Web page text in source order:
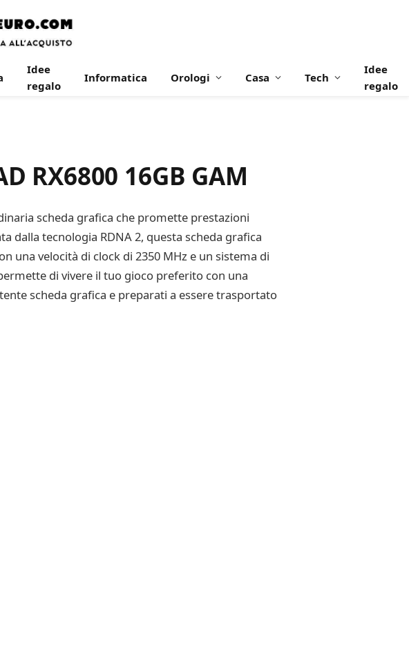
Idee
regalo
Informatica Orologi Casa Tech
Idee
regalo
RX6800 16GB GAM
scheda grafica che promette prestazioni
dalla tecnologia RDNA 2, questa scheda grafica
una velocità di clock di 2350 MHz e un sistema di
permette di vivere il tuo gioco preferito con una
scheda grafica e preparati a essere trasportato